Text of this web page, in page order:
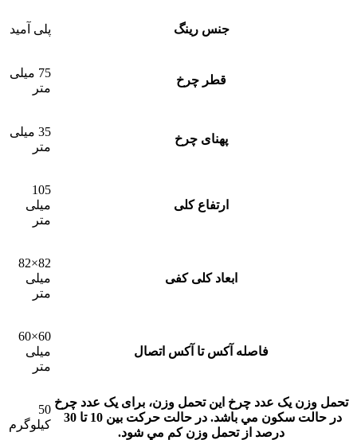
جنس رینگ پلی آمید
قطر چرخ
75 میلی
متر
پهنای چرخ
35 میلی
متر
ارتفاع کلی
105
میلی
متر
ابعاد کلی کفی
82×82
میلی
متر
فاصله آکس تا آکس اتصال
60×60
میلی
متر
تحمل وزن یک عدد چرخ این تحمل وزن، برای يک عدد چرخ
درصد از تحمل وزن کم مي شود.
50
کیلوگرم